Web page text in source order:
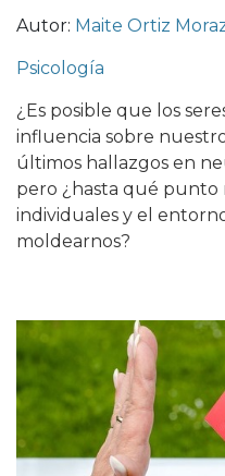
Autor: Maite Ortiz
Psicología
¿Es posible que los
influencia sobre
últimos hallazgos en
pero ¿hasta qué punto
individuales y el
moldearnos?